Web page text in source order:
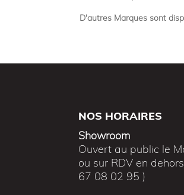
D'autres Marques sont
NOS HORAIRES
Showroom
Ouvert au public le
ou sur RDV en
67 08 02 95 )